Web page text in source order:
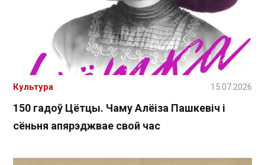
150 гадоў Цётцы. Чаму Алёіза Пашкевіч і
сёньня апярэджвае свой час
Культура 15.07.2026